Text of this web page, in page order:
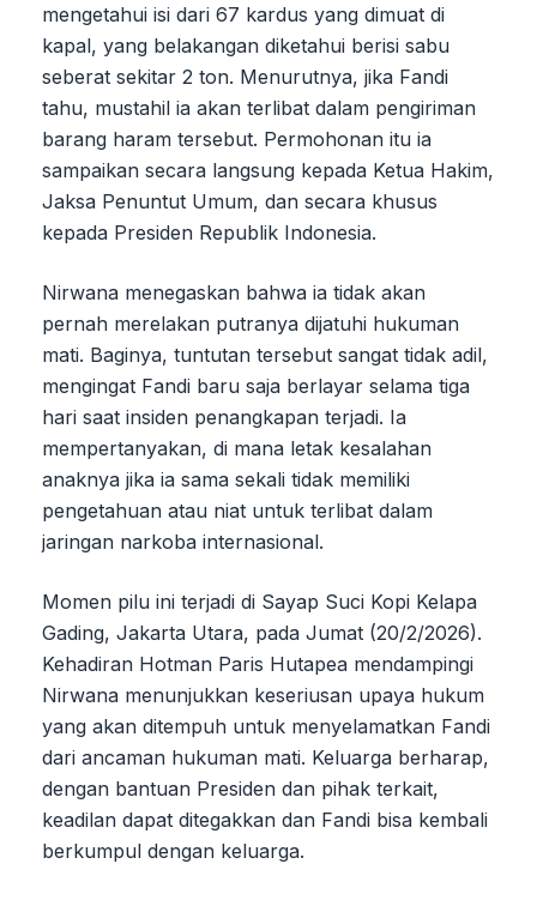
mengetahui isi dari 67 kardus yang dimuat di
kapal, yang belakangan diketahui berisi sabu
seberat sekitar 2 ton. Menurutnya, jika Fandi
tahu, mustahil ia akan terlibat dalam pengiriman
barang haram tersebut. Permohonan itu ia
sampaikan secara langsung kepada Ketua Hakim,
Jaksa Penuntut Umum, dan secara khusus
kepada Presiden Republik Indonesia.
Nirwana menegaskan bahwa ia tidak akan
pernah merelakan putranya dijatuhi hukuman
mati. Baginya, tuntutan tersebut sangat tidak adil,
mengingat Fandi baru saja berlayar selama tiga
hari saat insiden penangkapan terjadi. Ia
mempertanyakan, di mana letak kesalahan
anaknya jika ia sama sekali tidak memiliki
pengetahuan atau niat untuk terlibat dalam
jaringan narkoba internasional.
Momen pilu ini terjadi di Sayap Suci Kopi Kelapa
Gading, Jakarta Utara, pada Jumat (20/2/2026).
Kehadiran Hotman Paris Hutapea mendampingi
Nirwana menunjukkan keseriusan upaya hukum
yang akan ditempuh untuk menyelamatkan Fandi
dari ancaman hukuman mati. Keluarga berharap,
dengan bantuan Presiden dan pihak terkait,
keadilan dapat ditegakkan dan Fandi bisa kembali
berkumpul dengan keluarga.